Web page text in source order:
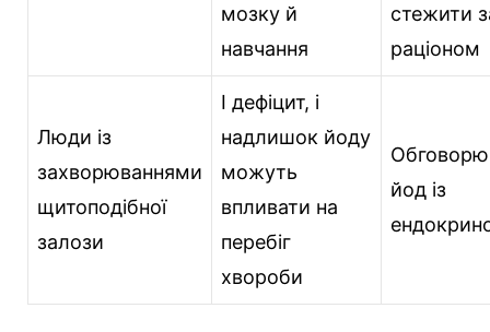
мозку й
навчання
стежити
раціоном
Люди із
захворюваннями
щитоподібної
залози
І дефіцит, і
надлишок йоду
можуть
впливати на
перебіг
хвороби
йод із